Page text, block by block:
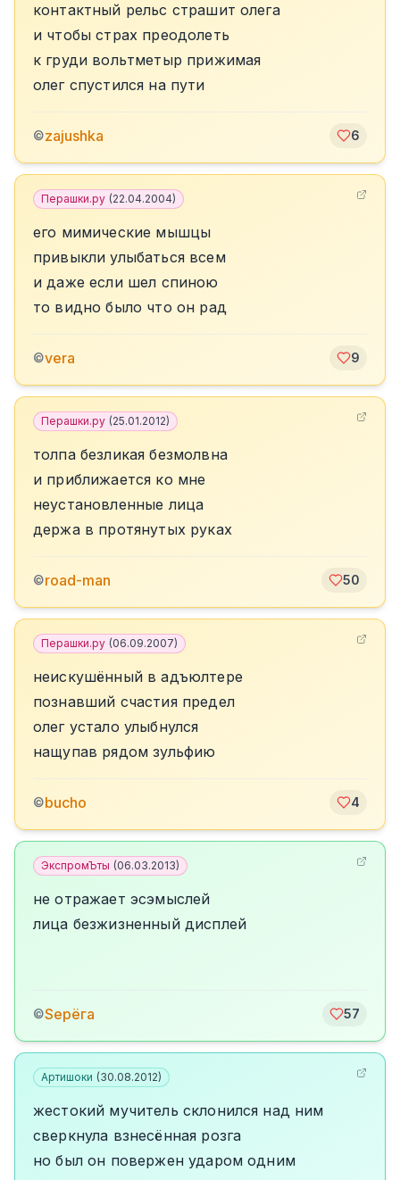
контактный рельс страшит олега
и чтобы страх преодолеть
к груди вольтметыр прижимая
олег спустился на пути
©zajushka 6
Перашки.ру (22.04.2004)
его мимические мышцы
привыкли улыбаться всем
и даже если шел спиною
то видно было что он рад
©vera 9
Перашки.ру (25.01.2012)
толпа безликая безмолвна
и приближается ко мне
неустановленные лица
держа в протянутых руках
©road-man 50
Перашки.ру (06.09.2007)
неискушённый в адъюлтере
познавший счастия предел
олег устало улыбнулся
нащупав рядом зульфию
©bucho 4
ЭкспромЪты (06.03.2013)
не отражает эсэмыслей
лица безжизненный дисплей
©Sерёга 57
Артишоки (30.08.2012)
жестокий мучитель склонился над ним
сверкнула взнесённая розга
но был он повержен ударом одним